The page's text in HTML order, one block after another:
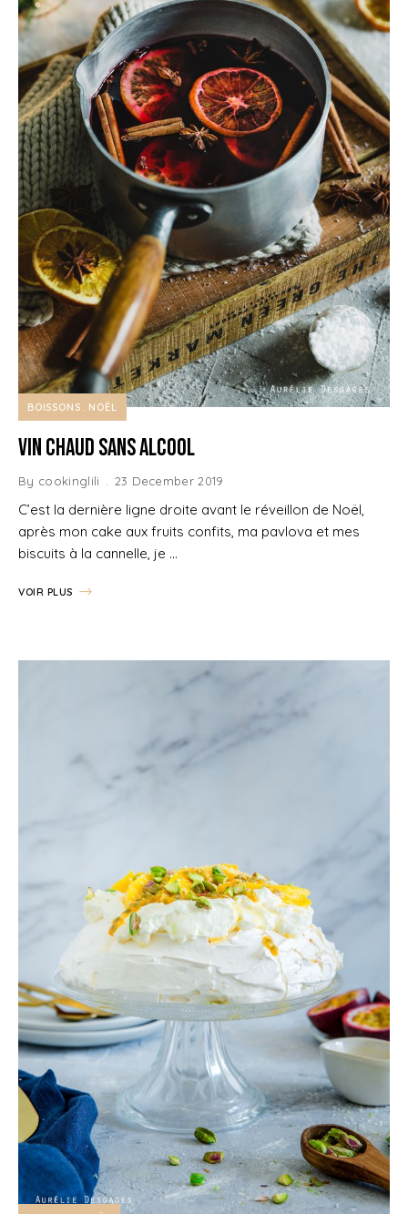
BOISSONS NOËL
Vin chaud sans alcool
By cookinglili 23 December 2019
C’est la dernière ligne droite avant le réveillon de Noël,
après mon cake aux fruits confits, ma pavlova et mes
biscuits à la cannelle, je …
VOIR PLUS